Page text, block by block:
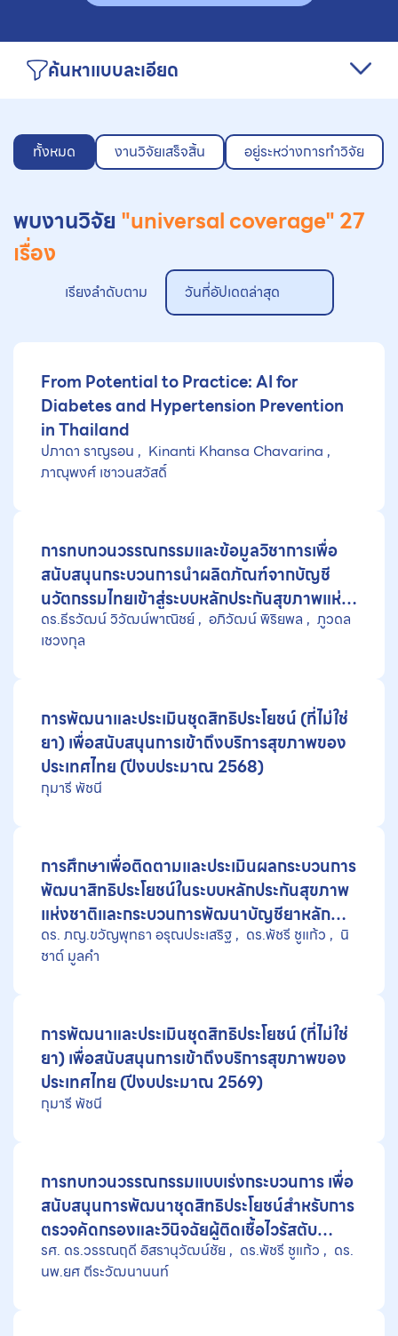
ค้นหาแบบละเอียด
ทั้งหมด งานวิจัยเสร็จสิ้น อยู่ระหว่างการทำวิจัย
พบงานวิจัย "universal coverage"27
เรื่อง
เรียงลำดับตาม วันที่อัปเดตล่าสุด
From Potential to Practice: AI for
Diabetes and Hypertension Prevention
in Thailand
ปภาดา ราญรอน
Kinanti Khansa Chavarina
ภาณุพงศ์ เชาวนสวัสดิ์
การทบทวนวรรณกรรมและข้อมูลวิชาการเพื่อ
สนับสนุนกระบวนการนำผลิตภัณฑ์จากบัญชี
นวัตกรรมไทยเข้าสู่ระบบหลักประกันสุขภาพแห่ง
ชาติ กรณีศึกษานวัตกรรมวัสดุปิดแผล
ดร.ธีรวัฒน์ วิวัฒน์พาณิชย์ อภิวัฒน์ พิริยพล
เชวงกุล
การพัฒนาและประเมินชุดสิทธิประโยชน์ (ที่ไม่ใช่
ยา) เพื่อสนับสนุนการเข้าถึงบริการสุขภาพของ
ประเทศไทย (ปีงบประมาณ 2568)
กุมารี พัชนี
การศึกษาเพื่อติดตามและประเมินผลกระบวนการ
พัฒนาสิทธิประโยชน์ในระบบหลักประกันสุขภาพ
แห่งชาติและกระบวนการพัฒนาบัญชียาหลัก
แห่งชาติ
ดร. ภญ.ขวัญพุทธา อรุณประเสริฐ ดร.พัชรี ชูแก้ว
ชาต์ มูลคำ
การพัฒนาและประเมินชุดสิทธิประโยชน์ (ที่ไม่ใช่
ยา) เพื่อสนับสนุนการเข้าถึงบริการสุขภาพของ
ประเทศไทย (ปีงบประมาณ 2569)
กุมารี พัชนี
การทบทวนวรรณกรรมแบบเร่งกระบวนการ เพื่อ
สนับสนุนการพัฒนาชุดสิทธิประโยชน์สำหรับการ
ตรวจคัดกรองและวินิจฉัยผู้ติดเชื้อไวรัสตับ
อักเสบซี, การใช้แถบตรวจน้ำตาลสำหรับการ
ตรวจระดับน้ำตาลในเลือดด้วยตนเองในผู้เป็น
รศ. ดร.วรรณฤดี อิสรานุวัฒน์ชัย ดร.พัชรี ชูแก้ว
นพ.ยศ ตีระวัฒนานนท์